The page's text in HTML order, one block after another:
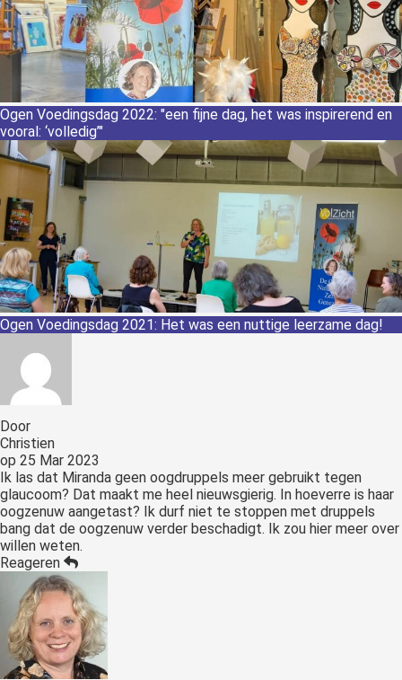
Ogen Voedingsdag 2022: "een fijne dag, het was inspirerend en
vooral: ‘volledig’"
Ogen Voedingsdag 2021: Het was een nuttige leerzame dag!
Door
Christien
op 25 Mar 2023
Ik las dat Miranda geen oogdruppels meer gebruikt tegen
glaucoom? Dat maakt me heel nieuwsgierig. In hoeverre is haar
oogzenuw aangetast? Ik durf niet te stoppen met druppels
bang dat de oogzenuw verder beschadigt. Ik zou hier meer over
willen weten.
Reageren